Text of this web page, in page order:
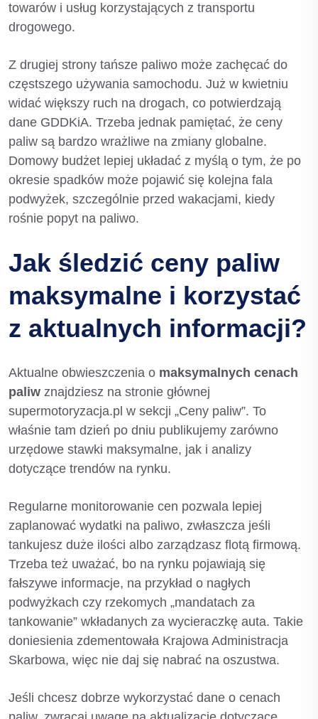
towarów i usług korzystających z transportu
drogowego.
Z drugiej strony tańsze paliwo może zachęcać do
częstszego używania samochodu. Już w kwietniu
widać większy ruch na drogach, co potwierdzają
dane GDDKiA. Trzeba jednak pamiętać, że ceny
paliw są bardzo wrażliwe na zmiany globalne.
Domowy budżet lepiej układać z myślą o tym, że po
okresie spadków może pojawić się kolejna fala
podwyżek, szczególnie przed wakacjami, kiedy
rośnie popyt na paliwo.
Jak śledzić ceny paliw
maksymalne i korzystać
z aktualnych informacji?
Aktualne obwieszczenia o maksymalnych cenach
paliw znajdziesz na stronie głównej
supermotoryzacja.pl w sekcji „Ceny paliw”. To
właśnie tam dzień po dniu publikujemy zarówno
urzędowe stawki maksymalne, jak i analizy
dotyczące trendów na rynku.
Regularne monitorowanie cen pozwala lepiej
zaplanować wydatki na paliwo, zwłaszcza jeśli
tankujesz duże ilości albo zarządzasz flotą firmową.
Trzeba też uważać, bo na rynku pojawiają się
fałszywe informacje, na przykład o nagłych
podwyżkach czy rzekomych „mandatach za
tankowanie” wkładanych za wycieraczkę auta. Takie
doniesienia zdementowała Krajowa Administracja
Skarbowa, więc nie daj się nabrać na oszustwa.
Jeśli chcesz dobrze wykorzystać dane o cenach